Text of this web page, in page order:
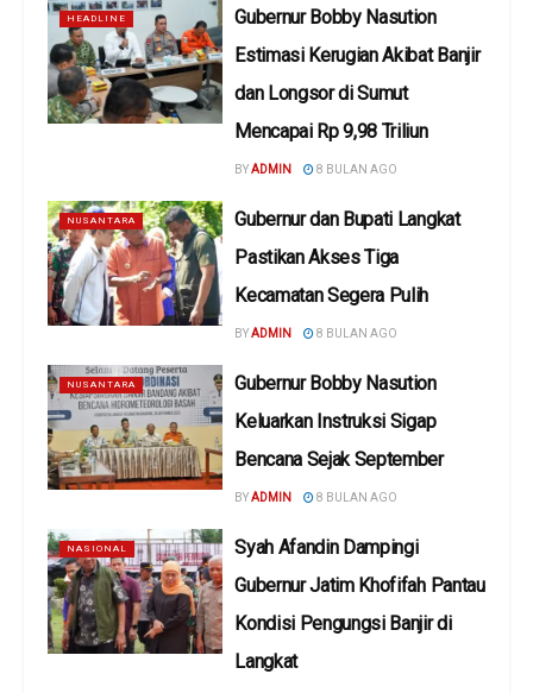
HEADLINE
Gubernur Bobby Nasution
Estimasi Kerugian Akibat Banjir
dan Longsor di Sumut
Mencapai Rp 9,98 Triliun
BYADMIN 8 BULAN AGO
NUSANTARA
Gubernur dan Bupati Langkat
Pastikan Akses Tiga
Kecamatan Segera Pulih
BYADMIN 8 BULAN AGO
NUSANTARA
Gubernur Bobby Nasution
Keluarkan Instruksi Sigap
Bencana Sejak September
BYADMIN 8 BULAN AGO
NASIONAL
Syah Afandin Dampingi
Gubernur Jatim Khofifah Pantau
Kondisi Pengungsi Banjir di
Langkat